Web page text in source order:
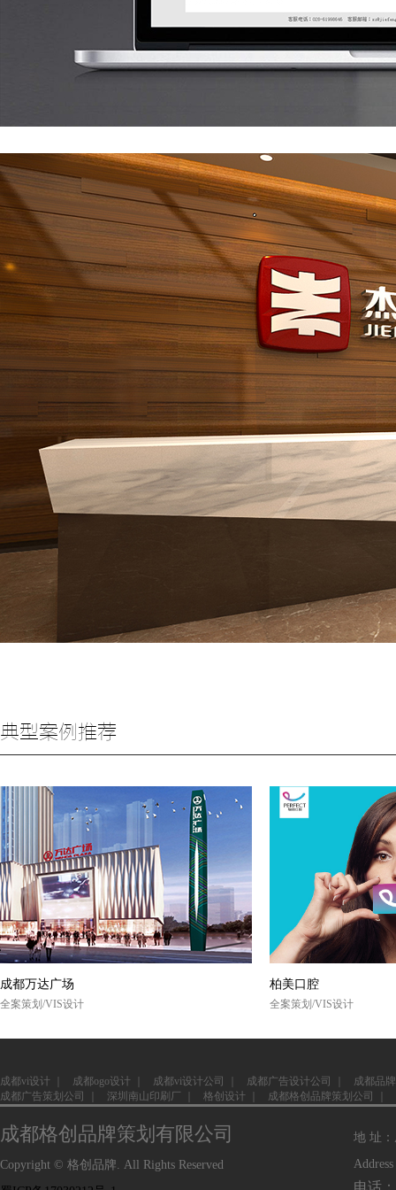
典型案例推荐
成都万达广场
全案策划/VIS设计
柏美口腔
全案策划/VIS设计
成都vi设计 成都ogo设计 成都vi设计公司 成都广告设计公司
成都品
成都广告策划公司
深圳南山印刷厂 格创设计 成都格创品牌策划公司
成都格创品牌策划有限公司
Copyright © 格创品牌. All Rights Reserved
地 址
电话